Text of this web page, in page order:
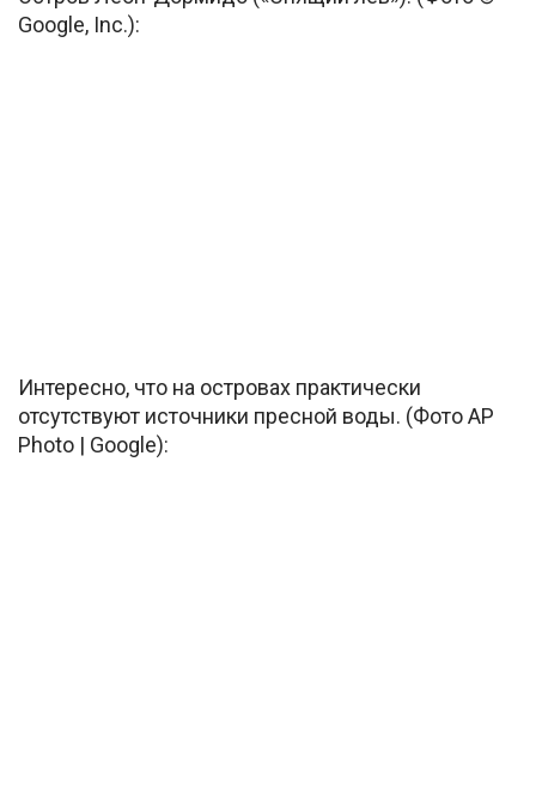
Google, Inc.):
Интересно, что на островах практически
отсутствуют источники пресной воды. (Фото AP
Photo | Google):